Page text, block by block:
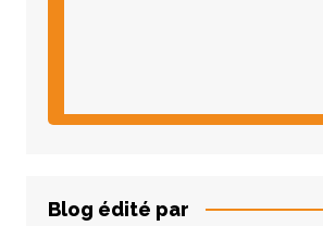
Blog édité par